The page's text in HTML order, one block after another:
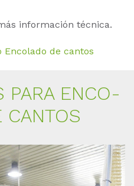
información técnica.
Encolado de cantos
PARA EN­CO­
CAN­TOS